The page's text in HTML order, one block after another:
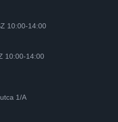
10:00-14:00
10:00-14:00
1/A